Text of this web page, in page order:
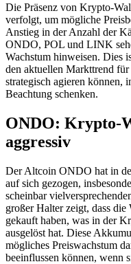
Die Präsenz von Krypto-
verfolgt, um mögliche
Anstieg in der Anzahl der
ONDO, POL und LINK
Wachstum hinweisen. Dies
den aktuellen Markttrend
strategisch agieren können,
Beachtung schenken.
ONDO: Krypto-
aggressiv
Der Altcoin ONDO hat in
auf sich gezogen,
scheinbar
großer Halter zeigt, dass
gekauft haben, was in der
ausgelöst hat. Diese
mögliches Preiswachstum
beeinflussen können, wenn